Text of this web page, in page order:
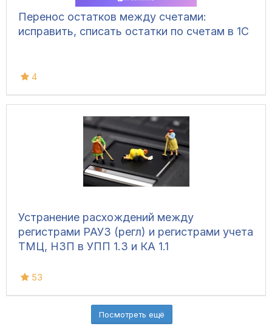
Перенос остатков между счетами:
исправить, списать остатки по счетам в 1С
4
Устранение расхождений между
регистрами РАУЗ (регл) и регистрами учета
ТМЦ, НЗП в УПП 1.3 и КА 1.1
53
Посмотреть ещё